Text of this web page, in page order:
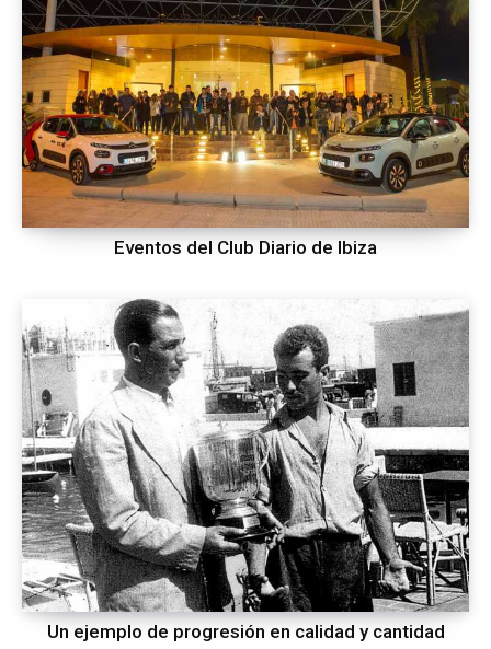
Eventos del Club Diario de Ibiza
Un ejemplo de progresión en calidad y cantidad